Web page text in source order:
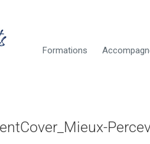
Formations